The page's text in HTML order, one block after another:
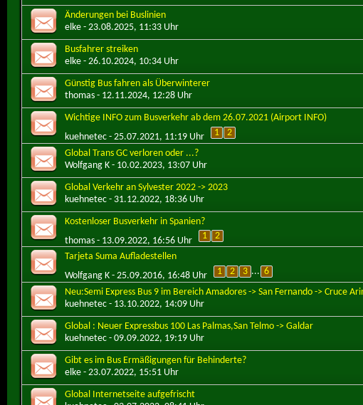
Änderungen bei Buslinien
elke - 23.08.2025, 11:33 Uhr
Busfahrer streiken
elke - 26.10.2024, 10:34 Uhr
Günstig Bus fahren als Überwinterer
thomas - 12.11.2024, 12:28 Uhr
Wichtige INFO zum Busverkehr ab dem 26.07.2021 (Airport INFO)
kuehnetec - 25.07.2021, 11:19 Uhr 1 2
Global Trans GC verloren oder ...?
Wolfgang K - 10.02.2023, 13:07 Uhr
Global Verkehr an Sylvester 2022 -> 2023
kuehnetec - 31.12.2022, 18:36 Uhr
Kostenloser Busverkehr in Spanien?
thomas - 13.09.2022, 16:56 Uhr 1 2
Tarjeta Suma Aufladestellen
Wolfgang K - 25.09.2016, 16:48 Uhr 1 2 3 ... 6
Neu:Semi Express Bus 9 im Bereich Amadores -> San Fernando -> Cruce
kuehnetec - 13.10.2022, 14:09 Uhr
Global : Neuer Expressbus 100 Las Palmas,San Telmo -> Galdar
kuehnetec - 09.09.2022, 19:19 Uhr
Gibt es im Bus Ermäßigungen für Behinderte?
elke - 23.07.2022, 15:51 Uhr
Global Internetseite aufgefrischt